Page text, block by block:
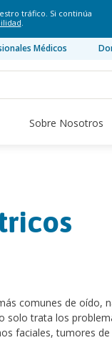
tráfico. Si continúa
.
Médicos
Sobre Nosotros
comunes de oído,
solo trata los
faciales, tumores de